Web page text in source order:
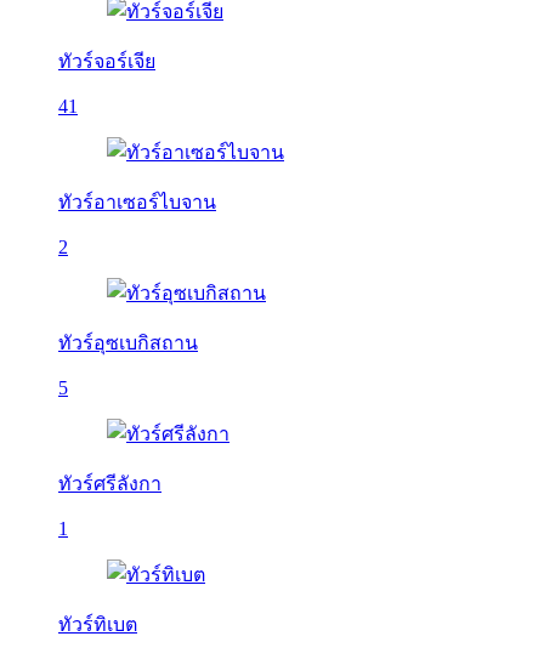
ทัวร์จอร์เจีย
41
ทัวร์อาเซอร์ไบจาน
2
ทัวร์อุซเบกิสถาน
5
ทัวร์ศรีลังกา
1
ทัวร์ทิเบต